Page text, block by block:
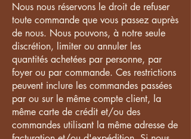
Nous nous réservons le droit de refuser
toute commande que vous passez auprès
de nous. Nous pouvons, à notre seule
discrétion, limiter ou annuler les
quantités achetées par personne, par
foyer ou par commande. Ces restrictions
peuvent inclure les commandes passées
par ou sur le même compte client, la
même carte de crédit et/ou des
commandes utilisant la même adresse de